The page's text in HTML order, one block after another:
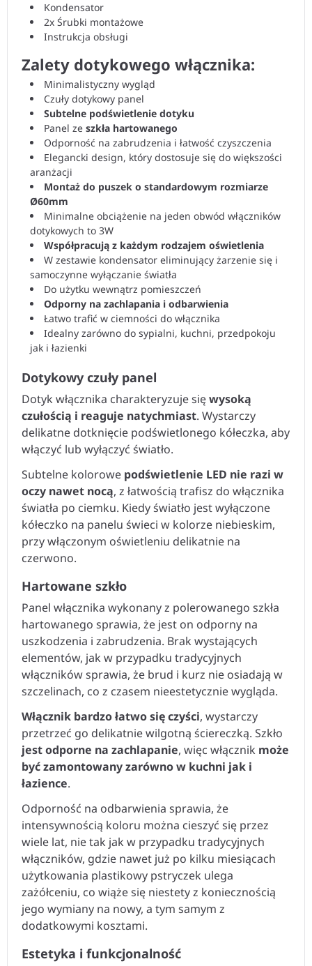
Kondensator
2x Śrubki montażowe
Instrukcja obsługi
Zalety dotykowego włącznika:
Minimalistyczny wygląd
Czuły dotykowy panel
Subtelne podświetlenie dotyku
Panel ze szkła hartowanego
Odporność na zabrudzenia i łatwość czyszczenia
Elegancki design, który dostosuje się do większości
aranżacji
Montaż do puszek o standardowym rozmiarze
Ø60mm
Minimalne obciążenie na jeden obwód włączników
dotykowych to 3W
Współpracują z każdym rodzajem oświetlenia
W zestawie kondensator eliminujący żarzenie się i
samoczynne wyłączanie światła
Do użytku wewnątrz pomieszczeń
Odporny na zachlapania i odbarwienia
Łatwo trafić w ciemności do włącznika
Idealny zarówno do sypialni, kuchni, przedpokoju
jak i łazienki
Dotykowy czuły panel
Dotyk włącznika charakteryzuje sięwysoką
czułością i reaguje natychmiast. Wystarczy
delikatne dotknięcie podświetlonego kółeczka, aby
włączyć lub wyłączyć światło.
Subtelne kolorowe podświetlenie LED nie razi w
oczy nawet nocą, z łatwością trafisz do włącznika
światła po ciemku. Kiedy światło jest wyłączone
kółeczko na panelu świeci w kolorze niebieskim,
przy włączonym oświetleniu delikatnie na
czerwono.
Hartowane szkło
Panel włącznika wykonany z polerowanego szkła
hartowanego sprawia, że jest on odporny na
uszkodzenia i zabrudzenia. Brak wystających
elementów, jak w przypadku tradycyjnych
włączników sprawia, że brud i kurz nie osiadają w
szczelinach, co z czasem nieestetycznie wygląda.
Włącznik bardzo łatwo się czyści, wystarczy
przetrzeć go delikatnie wilgotną ściereczką. Szkło
jest odporne na zachlapanie, więc włącznik może
być zamontowany zarówno w kuchni jak i
łazience.
Odporność na odbarwienia sprawia, że
intensywnością koloru można cieszyć się przez
wiele lat, nie tak jak w przypadku tradycyjnych
włączników, gdzie nawet już po kilku miesiącach
użytkowania plastikowy pstryczek ulega
zażółceniu, co wiąże się niestety z koniecznością
jego wymiany na nowy, a tym samym z
dodatkowymi kosztami.
Estetyka i funkcjonalność